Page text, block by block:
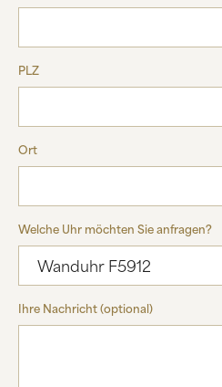
PLZ
Ort
Welche Uhr möchten Sie anfragen?
Ihre Nachricht (optional)